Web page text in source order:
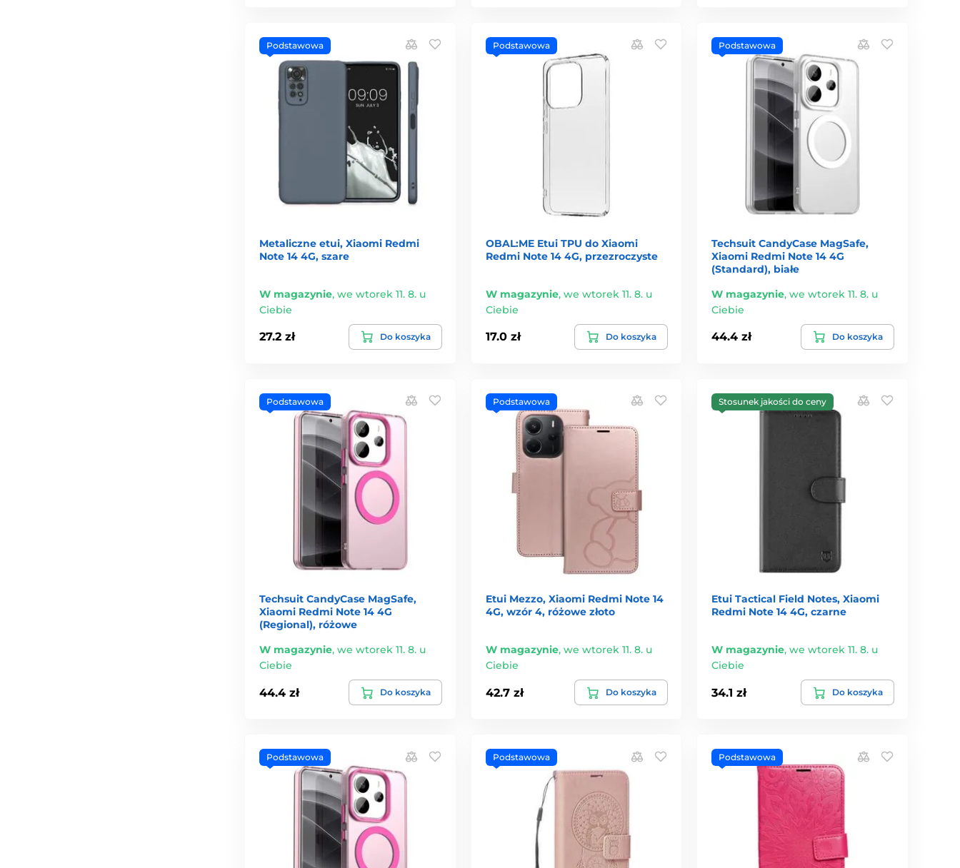
Podstawowa
Metaliczne etui, Xiaomi Redmi
Note 14 4G, szare
W magazynie, we wtorek 11. 8. u
Ciebie
27.2 zł Do koszyka
Podstawowa
OBAL:ME Etui TPU do Xiaomi
Redmi Note 14 4G, przezroczyste
W magazynie, we wtorek 11. 8. u
Ciebie
17.0 zł Do koszyka
Podstawowa
Techsuit CandyCase MagSafe,
Xiaomi Redmi Note 14 4G
(Standard), białe
W magazynie,we wtorek 11. 8. u
Ciebie
44.4 zł Do koszyka
Podstawowa
Techsuit CandyCase MagSafe,
Xiaomi Redmi Note 14 4G
(Regional), różowe
W magazynie, we wtorek 11. 8. u
Ciebie
44.4 zł Do koszyka
Podstawowa
Etui Mezzo, Xiaomi Redmi Note 14
4G, wzór 4, różowe złoto
W magazynie, we wtorek 11. 8. u
Ciebie
42.7 zł Do koszyka
Stosunek jakości do ceny
Etui Tactical Field Notes, Xiaomi
Redmi Note 14 4G, czarne
W magazynie,we wtorek 11. 8. u
Ciebie
34.1 zł Do koszyka
Podstawowa Podstawowa Podstawowa